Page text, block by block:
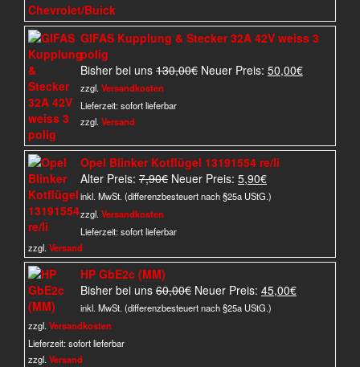
GIFAS Kupplung & Stecker 32A 42V weiss 3
polig
Bisher bei uns 130,00€ Ursprünglicher
Neuer Preis: 50,00€Aktueller
zzgl. Versandkosten
Lieferzeit:sofort lieferbar
zzgl. Versand
Opel Blinker Kotflügel 13191554 re/li
Alter Preis: 7,90€ Ursprünglicher
Preis
Neuer Preis: 5,90€Aktueller
Preis
inkl. MwSt. (differenzbesteuert nach §25a UStG.)
zzgl. Versandkosten
Lieferzeit:sofort lieferbar
zzgl. Versand
HP GbE2c (MM)
Bisher bei uns 60,00€ Ursprünglicher
Preis
Neuer Preis: 45,00€Aktueller
inkl. MwSt. (differenzbesteuert nach §25a UStG.)
zzgl. Versandkosten
Lieferzeit:sofort lieferbar
zzgl. Versand